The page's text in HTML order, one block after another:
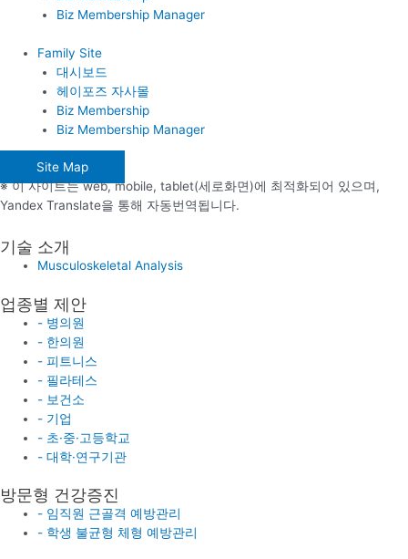
Biz Membership Manager
Family Site
대시보드
헤이포즈 자사몰
Biz Membership
Biz Membership Manager
Site Map
※ 이 사이트는 web, mobile, tablet(세로화면)에 최적화되어 있으며,
Yandex Translate을 통해 자동번역됩니다.
기술 소개
Musculoskeletal Analysis
업종별 제안
- 병의원
- 한의원
- 피트니스
- 필라테스
- 보건소
- 기업
- 초·중·고등학교
- 대학·연구기관
방문형 건강증진
- 임직원 근골격 예방관리
- 학생 불균형 체형 예방관리